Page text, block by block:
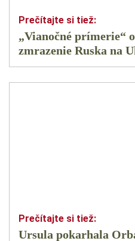
„Vianočné prímerie“
zmrazenie Ruska na
Ursula pokarhala